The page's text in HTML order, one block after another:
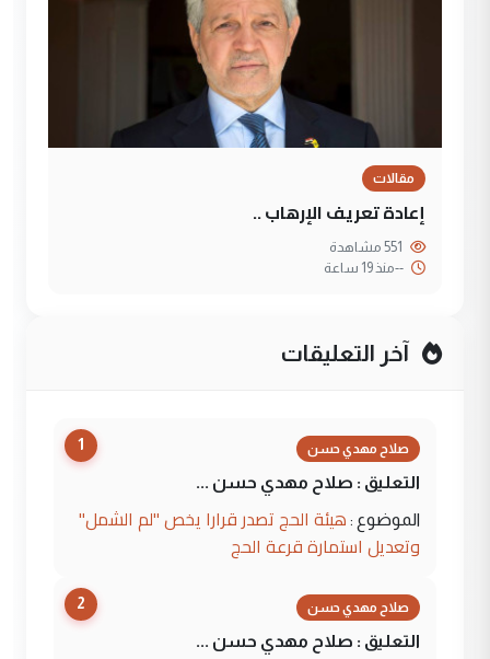
مقالات
إعادة تعريف الإرهاب ..
--منذ 19 ساعة
آخر التعليقات
1 صلاح مهدي حسن
التعليق : صلاح مهدي حسن ...
الموضوع : هيئة الحج تصدر قرارا يخص "لم الشمل"
وتعديل استمارة قرعة الحج
2 صلاح مهدي حسن
التعليق : صلاح مهدي حسن ...